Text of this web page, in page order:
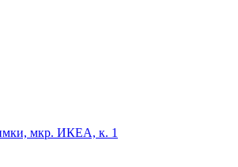
мкр. ИКЕА, к. 1